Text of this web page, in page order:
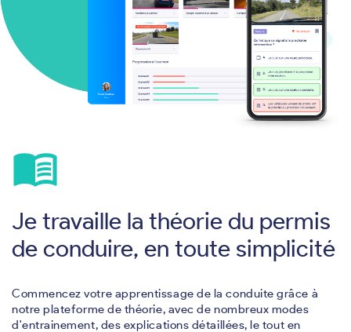
menu_book
Je travaille la théorie du permis
de conduire, en toute simplicité
Commencez votre apprentissage de la conduite grâce à
notre plateforme de théorie, avec de nombreux modes
d'entrainement, des explications détaillées, le tout en